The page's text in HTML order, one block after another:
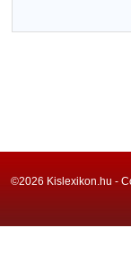
©2026 Kislexikon.hu -